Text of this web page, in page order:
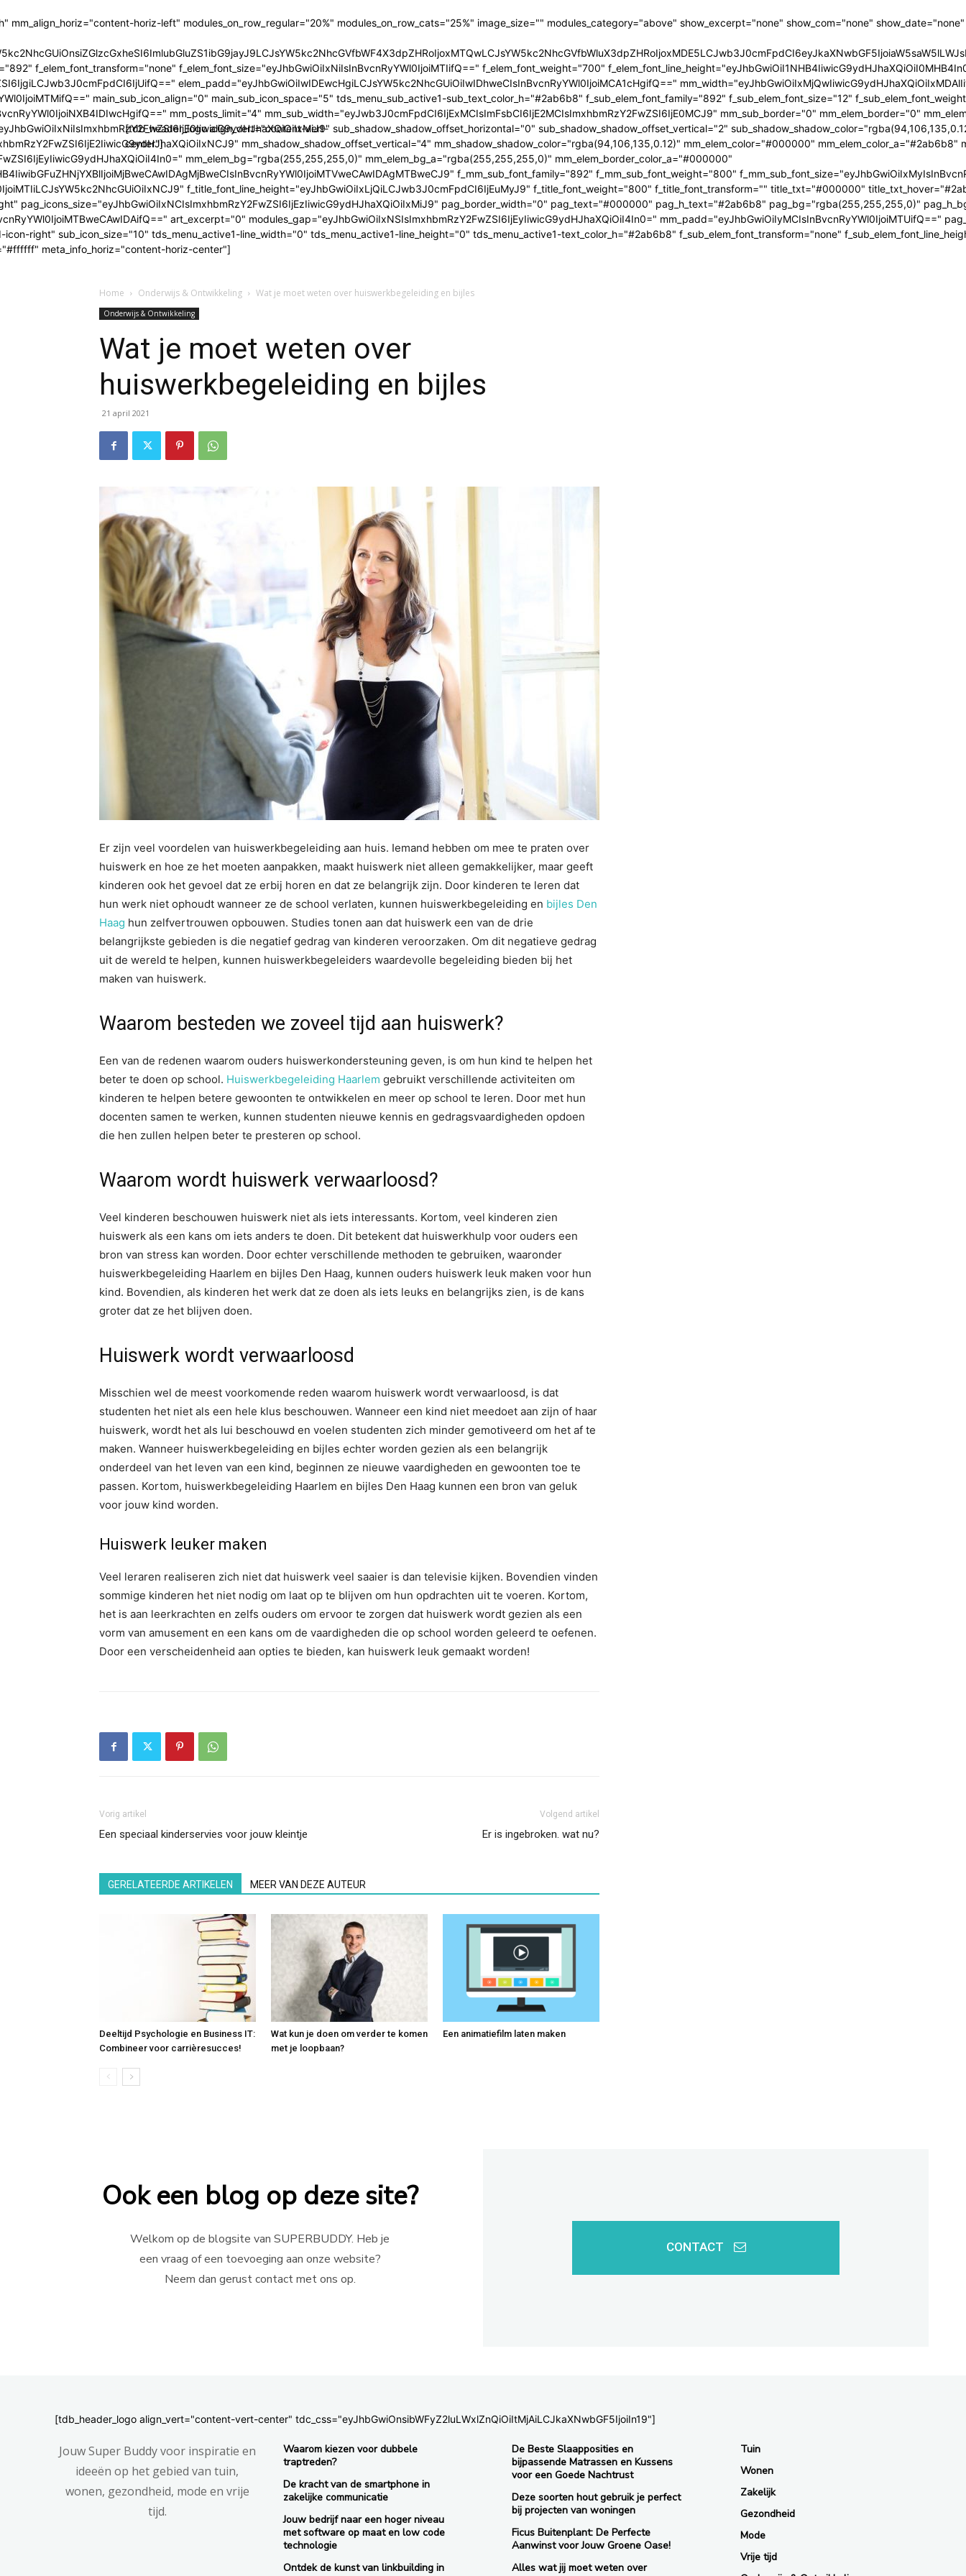
[tdb_header_logo align_vert="content-vert-
center"]
mm_align_horiz="content-horiz-left" modules_on_row_regular="20%" modules_on_row_cats="25%" image_size="" modules_category="above" show_excerpt="none" show_com="none"
f_elem_font_transform="none" f_elem_font_size="eyJhbGwiOiIxNiIsInBvcnRyYWl0IjoiMTIifQ==" f_elem_font_weight="700"
elem_padd="eyJhbGwiOiIwIDEwcHgiLCJsYW5kc2NhcGUiOiIwIDhweCIsInBvcnRyYWl0IjoiMCA1cHgifQ=="
main_sub_icon_align="0" main_sub_icon_space="5" tds_menu_sub_active1-sub_text_color_h="#2ab6b8" f_sub_elem_font_family="892" f_sub_elem_font_size="12"
mm_posts_limit="4" mm_sub_width="eyJwb3J0cmFpdCI6IjExMCIsImFsbCI6IjE2MCIsImxhbmRzY2FwZSI6IjE0MCJ9" mm_sub_border="0" mm_elem_border="0"
sub_shadow_shadow_offset_horizontal="0" sub_shadow_shadow_offset_vertical="2"
mm_shadow_shadow_offset_vertical="4" mm_shadow_shadow_color="rgba(94,106,135,0.12)" mm_elem_color="#000000" mm_elem_color_a="#2ab6b8"
mm_elem_bg="rgba(255,255,255,0)" mm_elem_bg_a="rgba(255,255,255,0)" mm_elem_border_color_a="#000000"
f_mm_sub_font_family="892" f_mm_sub_font_weight="800"
f_title_font_line_height="eyJhbGwiOiIxLjQiLCJwb3J0cmFpdCI6IjEuMyJ9" f_title_font_weight="800" f_title_font_transform="" title_txt="#000000"
pag_icons_size="eyJhbGwiOiIxNCIsImxhbmRzY2FwZSI6IjEzIiwicG9ydHJhaXQiOiIxMiJ9" pag_border_width="0" pag_text="#000000" pag_h_text="#2ab6b8" pag_bg="rgba(255,255,255,0)"
art_excerpt="0" modules_gap="eyJhbGwiOiIxNSIsImxhbmRzY2FwZSI6IjEyIiwicG9ydHJhaXQiOiI4In0=" mm_padd="eyJhbGwiOiIyMCIsInBvcnRyYWl0IjoiMTUifQ=="
right" sub_icon_size="10" tds_menu_active1-line_width="0" tds_menu_active1-line_height="0" tds_menu_active1-text_color_h="#2ab6b8" f_sub_elem_font_transform="none"
meta_info_horiz="content-horiz-center"]
Home Onderwijs & Ontwikkeling Wat je moet weten over huiswerkbegeleiding en bijles
Onderwijs & Ontwikkeling
Wat je moet weten over
huiswerkbegeleiding en bijles
21 april 2021
Er zijn veel voordelen van huiswerkbegeleiding aan huis. Iemand hebben om mee te praten over
huiswerk en hoe ze het moeten aanpakken, maakt huiswerk niet alleen gemakkelijker, maar geeft
kinderen ook het gevoel dat ze erbij horen en dat ze belangrijk zijn. Door kinderen te leren dat
hun werk niet ophoudt wanneer ze de school verlaten, kunnen huiswerkbegeleiding en bijles Den
Haag hun zelfvertrouwen opbouwen. Studies tonen aan dat huiswerk een van de drie
belangrijkste gebieden is die negatief gedrag van kinderen veroorzaken. Om dit negatieve gedrag
uit de wereld te helpen, kunnen huiswerkbegeleiders waardevolle begeleiding bieden bij het
maken van huiswerk.
Waarom besteden we zoveel tijd aan huiswerk?
Een van de redenen waarom ouders huiswerkondersteuning geven, is om hun kind te helpen het
beter te doen op school. Huiswerkbegeleiding Haarlem gebruikt verschillende activiteiten om
kinderen te helpen betere gewoonten te ontwikkelen en meer op school te leren. Door met hun
docenten samen te werken, kunnen studenten nieuwe kennis en gedragsvaardigheden opdoen
die hen zullen helpen beter te presteren op school.
Waarom wordt huiswerk verwaarloosd?
Veel kinderen beschouwen huiswerk niet als iets interessants. Kortom, veel kinderen zien
huiswerk als een kans om iets anders te doen. Dit betekent dat huiswerkhulp voor ouders een
bron van stress kan worden. Door echter verschillende methoden te gebruiken, waaronder
huiswerkbegeleiding Haarlem en bijles Den Haag, kunnen ouders huiswerk leuk maken voor hun
kind. Bovendien, als kinderen het werk dat ze doen als iets leuks en belangrijks zien, is de kans
groter dat ze het blijven doen.
Huiswerk wordt verwaarloosd
Misschien wel de meest voorkomende reden waarom huiswerk wordt verwaarloosd, is dat
studenten het niet als een hele klus beschouwen. Wanneer een kind niet meedoet aan zijn of haar
huiswerk, wordt het als lui beschouwd en voelen studenten zich minder gemotiveerd om het af te
maken. Wanneer huiswerkbegeleiding en bijles echter worden gezien als een belangrijk
onderdeel van het leven van een kind, beginnen ze nieuwe vaardigheden en gewoonten toe te
passen. Kortom, huiswerkbegeleiding Haarlem en bijles Den Haag kunnen een bron van geluk
voor jouw kind worden.
Huiswerk leuker maken
Veel leraren realiseren zich niet dat huiswerk veel saaier is dan televisie kijken. Bovendien vinden
sommige kinderen het niet nodig om laat op te blijven om hun opdrachten uit te voeren. Kortom,
het is aan leerkrachten en zelfs ouders om ervoor te zorgen dat huiswerk wordt gezien als een
vorm van amusement en een kans om de vaardigheden die op school worden geleerd te oefenen.
Door een verscheidenheid aan opties te bieden, kan huiswerk leuk gemaakt worden!
Vorig artikel
Een speciaal kinderservies voor jouw kleintje
Volgend artikel
Er is ingebroken. wat nu?
GERELATEERDE ARTIKELEN MEER VAN DEZE AUTEUR
Deeltijd Psychologie en Business IT:
Combineer voor carrièresucces!
Wat kun je doen om verder te komen
met je loopbaan?
Een animatiefilm laten maken
Ook een blog op deze site?
Welkom op de blogsite van SUPERBUDDY. Heb je
een vraag of een toevoeging aan onze website?
Neem dan gerust contact met ons op.
CONTACT
[tdb_header_logo align_vert="content-vert-center" tdc_css="eyJhbGwiOnsibWFyZ2luLWxlZnQiOiItMjAiLCJkaXNwbGF5IjoiIn19"]
Jouw Super Buddy voor inspiratie en
ideeën op het gebied van tuin,
wonen, gezondheid, mode en vrije
tijd.
Waarom kiezen voor dubbele
traptreden?
De kracht van de smartphone in
zakelijke communicatie
Jouw bedrijf naar een hoger niveau
met software op maat en low code
technologie
Ontdek de kunst van linkbuilding in
De Beste Slaapposities en
bijpassende Matrassen en Kussens
voor een Goede Nachtrust
Deze soorten hout gebruik je perfect
bij projecten van woningen
Ficus Buitenplant: De Perfecte
Aanwinst voor Jouw Groene Oase!
Alles wat jij moet weten over
Tuin
Wonen
Zakelijk
Gezondheid
Mode
Vrije tijd